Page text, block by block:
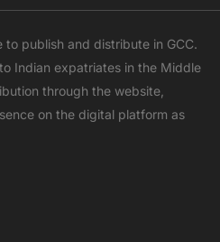
u
t
u
b
e
a
t
s
a
p
p
s
t
a
g
r
a
publish and distribute in GCC.
Indian expatriates in the Middle
through the website,
on the digital platform as